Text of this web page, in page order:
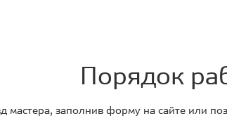
Порядок
мастера, заполнив форму на сайте или